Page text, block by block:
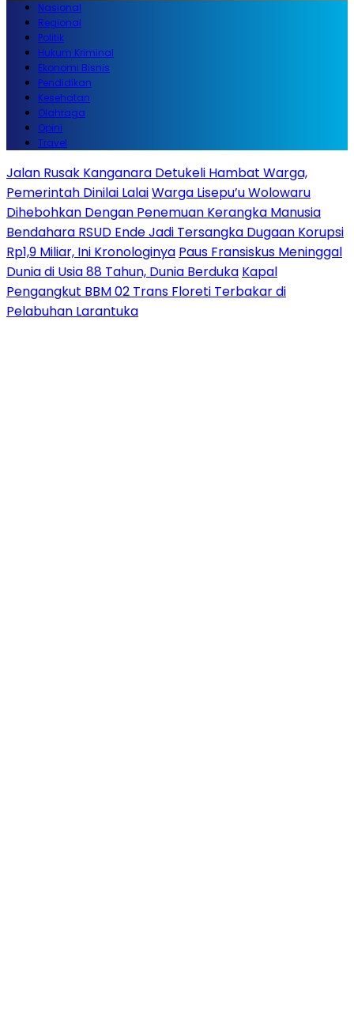
Nasional
Regional
Politik
Hukum Kriminal
Ekonomi Bisnis
Pendidikan
Kesehatan
Olahraga
Opini
Travel
Jalan Rusak Kanganara Detukeli Hambat Warga,
Pemerintah Dinilai LalaiWarga Lisepu’u Wolowaru
Dihebohkan Dengan Penemuan Kerangka Manusia
Bendahara RSUD Ende Jadi Tersangka Dugaan Korupsi
Rp1,9 Miliar, Ini Kronologinya Paus Fransiskus Meninggal
Dunia di Usia 88 Tahun, Dunia Berduka Kapal
Pengangkut BBM 02 Trans Floreti Terbakar di
Pelabuhan Larantuka